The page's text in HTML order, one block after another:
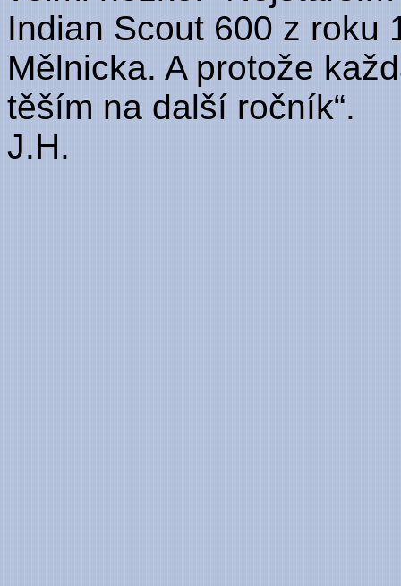
Indian Scout 600 z roku
Mělnicka. A protože
těším na další ročník“.
J.H.